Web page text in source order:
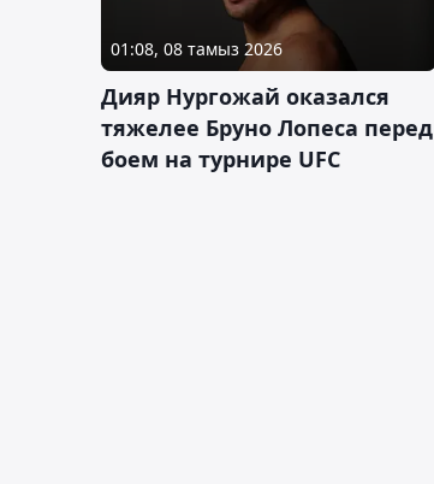
01:08, 08 тамыз 2026
Дияр Нургожай оказался
тяжелее Бруно Лопеса перед
боем на турнире UFC